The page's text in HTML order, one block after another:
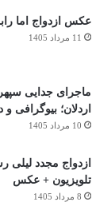
عکس ازدواج اما
11 مرداد 1405
ماجرای جدایی
اردلان؛ بیوگرافی
10 مرداد 1405
ازدواج مجدد لیلی
تلویزیون + عکس
8 مرداد 1405